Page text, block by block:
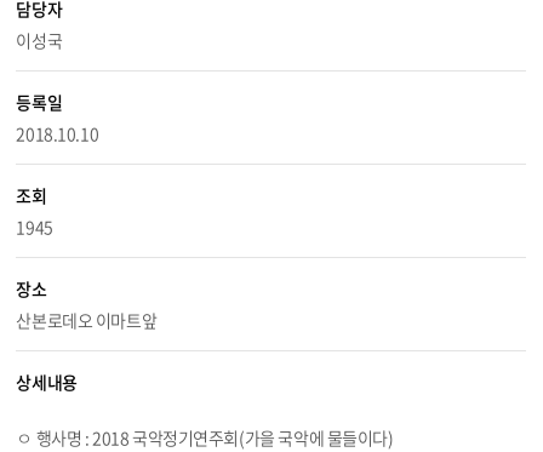
담당자
이성국
등록일
2018.10.10
조회
1945
장소
산본로데오 이마트앞
상세내용
ㅇ 행사명 : 2018 국악정기연주회(가을 국악에 물들이다)